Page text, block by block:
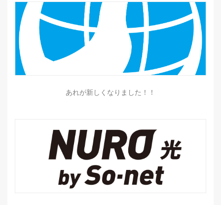
あれが新しくなりました！！